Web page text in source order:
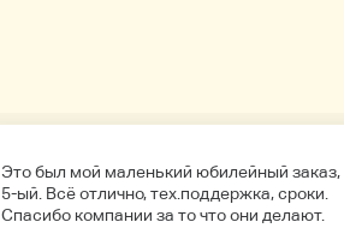
Это был мой маленький юбилейный заказ,
5-ый. Всё отлично, тех.поддержка, сроки.
Спасибо компании за то что они делают.